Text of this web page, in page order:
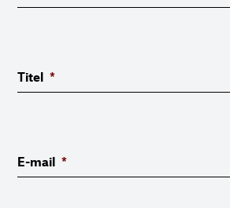
Titel *
E-mail *